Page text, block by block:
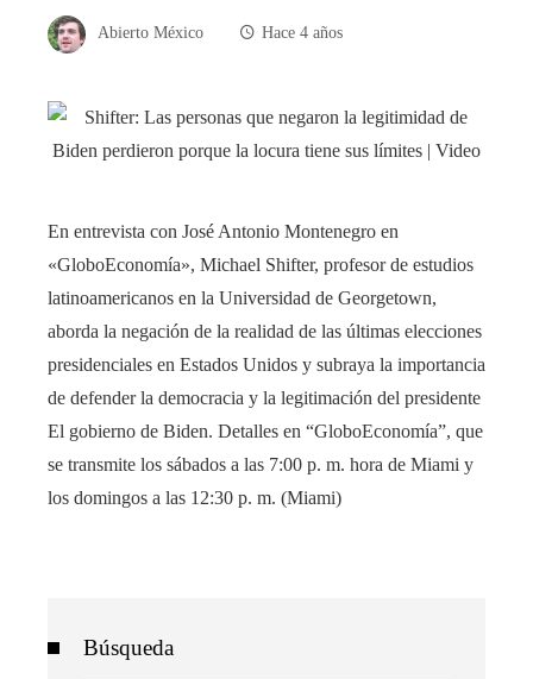
Abierto México Hace 4 años
En entrevista con José Antonio Montenegro en
«GloboEconomía», Michael Shifter, profesor de estudios
latinoamericanos en la Universidad de Georgetown,
aborda la negación de la realidad de las últimas elecciones
presidenciales en Estados Unidos y subraya la importancia
de defender la democracia y la legitimación del presidente
El gobierno de Biden. Detalles en “GloboEconomía”, que
se transmite los sábados a las 7:00 p. m. hora de Miami y
los domingos a las 12:30 p. m. (Miami)
Búsqueda